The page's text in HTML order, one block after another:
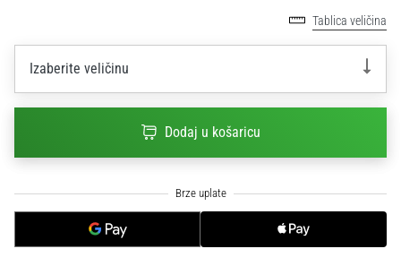
kopačkama
i
Budi
dio
Tablica veličina
Izaberite veličinu
Dodaj u košaricu